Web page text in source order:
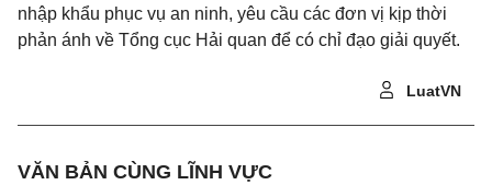
nhập khẩu phục vụ an ninh, yêu cầu các đơn vị kịp thời
phản ánh về Tổng cục Hải quan để có chỉ đạo giải quyết.
LuatVN
VĂN BẢN CÙNG LĨNH VỰC